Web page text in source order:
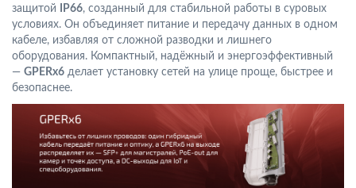
защитой
IP66, созданный для стабильной работы в суровых
условиях. Он объединяет питание и передачу данных в одном
кабеле, избавляя от сложной разводки и лишнего
оборудования. Компактный, надёжный и энергоэффективный
— GPERx6 делает установку сетей на улице проще, быстрее и
безопаснее.